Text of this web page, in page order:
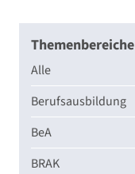
Themenbereiche
Alle
Berufsausbildung
BeA
BRAK